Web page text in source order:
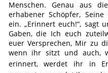
Menschen. Genau aus
erhabener Schöpfer,
ein. „Erinnert euch!“, sagt
Gaben, die Ich euch
euer Versprechen, Mir zu
wenn ihr sitzt und auch,
erinnert, werdet ihr in